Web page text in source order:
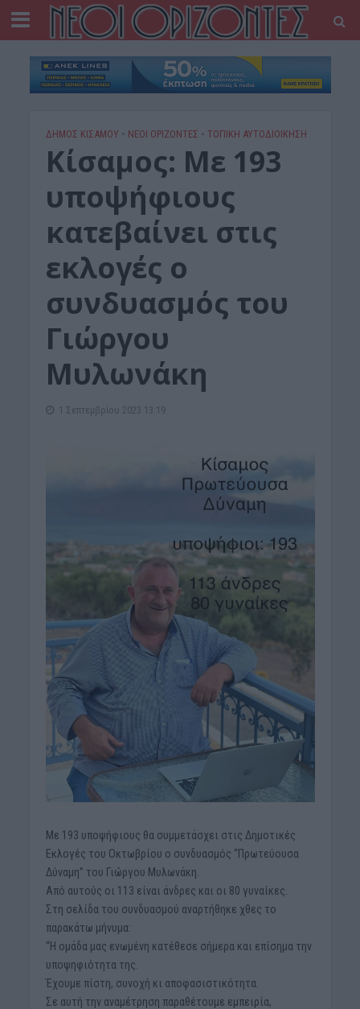
ΔΉΜΟΣ ΚΙΣΆΜΟΥ • ΝΕΟΙ ΟΡΙΖΟΝΤΕΣ • ΤΟΠΙΚΗ ΑΥΤΟΔΙΟΙΚΗΣΗ
Κίσαμος: Με 193
υποψήφιους
κατεβαίνει στις
εκλογές ο
συνδυασμός του
Γιώργου
Μυλωνάκη
1 Σεπτεμβρίου 2023 13:19
Με 193 υποψήφιους θα συμμετάσχει στις Δημοτικές
Εκλογές του Οκτωβρίου ο συνδυασμός “Πρωτεύουσα
Δύναμη” του Γιώργου Μυλωνάκη.
Από αυτούς οι 113 είναι άνδρες και οι 80 γυναίκες.
Στη σελίδα του συνδυασμού αναρτήθηκε χθες το
παρακάτω μήνυμα:
“Η ομάδα μας ενωμένη κατέθεσε σήμερα και επίσημα την
υποψηφιότητα της.
Έχουμε πίστη, συνοχή κι αποφασιστικότητα.
Σε αυτή την αναμέτρηση παραθέτουμε εμπειρία,